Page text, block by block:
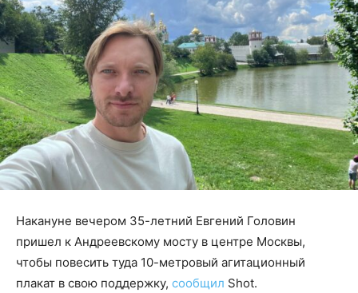
Накануне вечером 35-летний Евгений Головин
пришел к Андреевскому мосту в центре Москвы,
чтобы повесить туда 10-метровый агитационный
плакат в свою поддержку, сообщил Shot.